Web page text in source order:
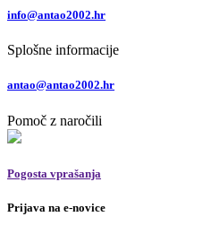
info@antao2002.hr
Splošne informacije
antao@antao2002.hr
Pomoč z naročili
Pogosta vprašanja
Prijava na e-novice